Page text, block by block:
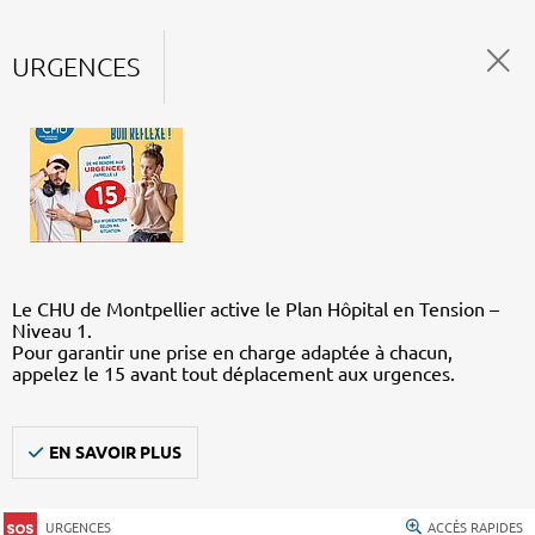
URGENCES
Le CHU de Montpellier active le Plan Hôpital en Tension –
Niveau 1.
Pour garantir une prise en charge adaptée à chacun,
appelez le 15 avant tout déplacement aux urgences.
EN SAVOIR PLUS
URGENCES ACCÈS RAPIDES